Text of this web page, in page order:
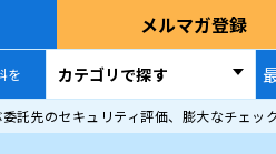
メルマガ登録
を カテゴリで探す
託先のセキュリティ評価、膨大なチェ